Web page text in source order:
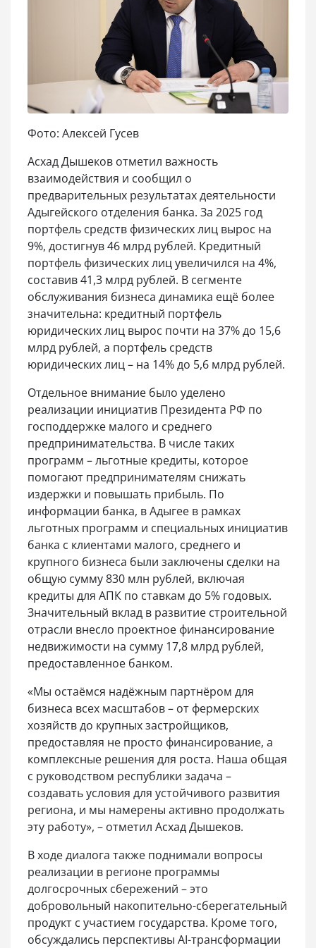
Фото: Алексей Гусев
Асхад Дышеков отметил важность
взаимодействия и сообщил о
предварительных результатах деятельности
Адыгейского отделения банка. За 2025 год
портфель средств физических лиц вырос на
9%, достигнув 46 млрд рублей. Кредитный
портфель физических лиц увеличился на 4%,
составив 41,3 млрд рублей. В сегменте
обслуживания бизнеса динамика ещё более
значительна: кредитный портфель
юридических лиц вырос почти на 37% до 15,6
млрд рублей, а портфель средств
юридических лиц – на 14% до 5,6 млрд рублей.
Отдельное внимание было уделено
реализации инициатив Президента РФ по
господдержке малого и среднего
предпринимательства. В числе таких
программ – льготные кредиты, которое
помогают предпринимателям снижать
издержки и повышать прибыль. По
информации банка, в Адыгее в рамках
льготных программ и специальных инициатив
банка с клиентами малого, среднего и
крупного бизнеса были заключены сделки на
общую сумму 830 млн рублей, включая
кредиты для АПК по ставкам до 5% годовых.
Значительный вклад в развитие строительной
отрасли внесло проектное финансирование
недвижимости на сумму 17,8 млрд рублей,
предоставленное банком.
«Мы остаёмся надёжным партнёром для
бизнеса всех масштабов – от фермерских
хозяйств до крупных застройщиков,
предоставляя не просто финансирование, а
комплексные решения для роста. Наша общая
с руководством республики задача –
создавать условия для устойчивого развития
региона, и мы намерены активно продолжать
эту работу», – отметил Асхад Дышеков.
В ходе диалога также поднимали вопросы
реализации в регионе программы
долгосрочных сбережений – это
добровольный накопительно-сберегательный
продукт с участием государства. Кроме того,
обсуждались перспективы AI-трансформации